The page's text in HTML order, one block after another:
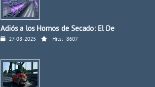
Adiós a los Hornos de Secado: El De
27-08-2025 Hits: 8607